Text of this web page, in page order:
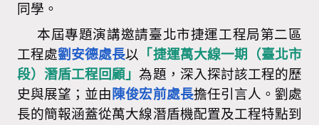
同學。
本屆專題演講邀請臺北市捷運工程局第二區
工程處劉安德處長以 「捷運萬大線一期（臺北市
段）潛盾工程回顧」為題，深入探討該工程的歷
史與展望；並由 陳俊宏前處長擔任引言人。劉處
長的簡報涵蓋從萬大線潛盾機配置及工程特點到